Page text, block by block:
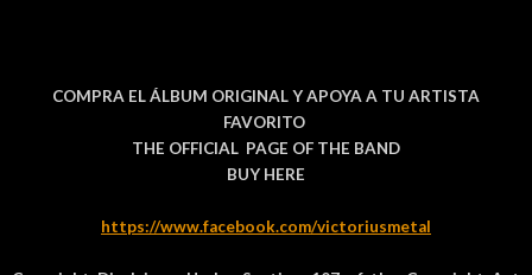
COMPRA EL ÁLBUM ORIGINAL Y APOYA A TU ARTISTA
FAVORITO
THE OFFICIAL PAGE OF THE BAND
BUY HERE
https://www.facebook.com/victoriusmetal